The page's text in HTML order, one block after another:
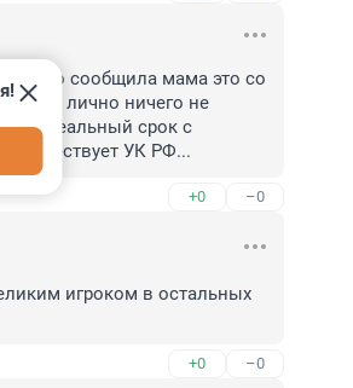
что сообщила мама это со
(мам) лично ничего не
реальный срок с
существует УК РФ...
+0 –0
игроком в остальных
+0 –0